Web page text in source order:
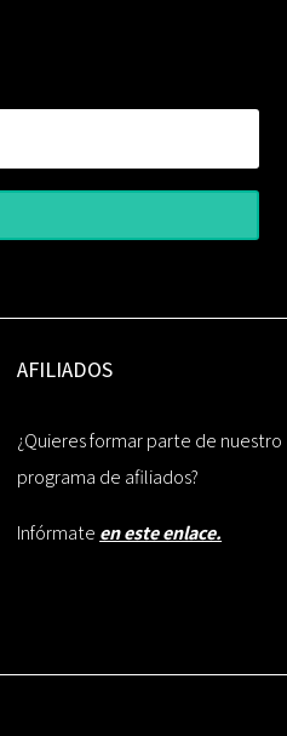
AFILIADOS
¿Quieres formar parte de nuestro
programa de afiliados?
Infórmate en este enlace.